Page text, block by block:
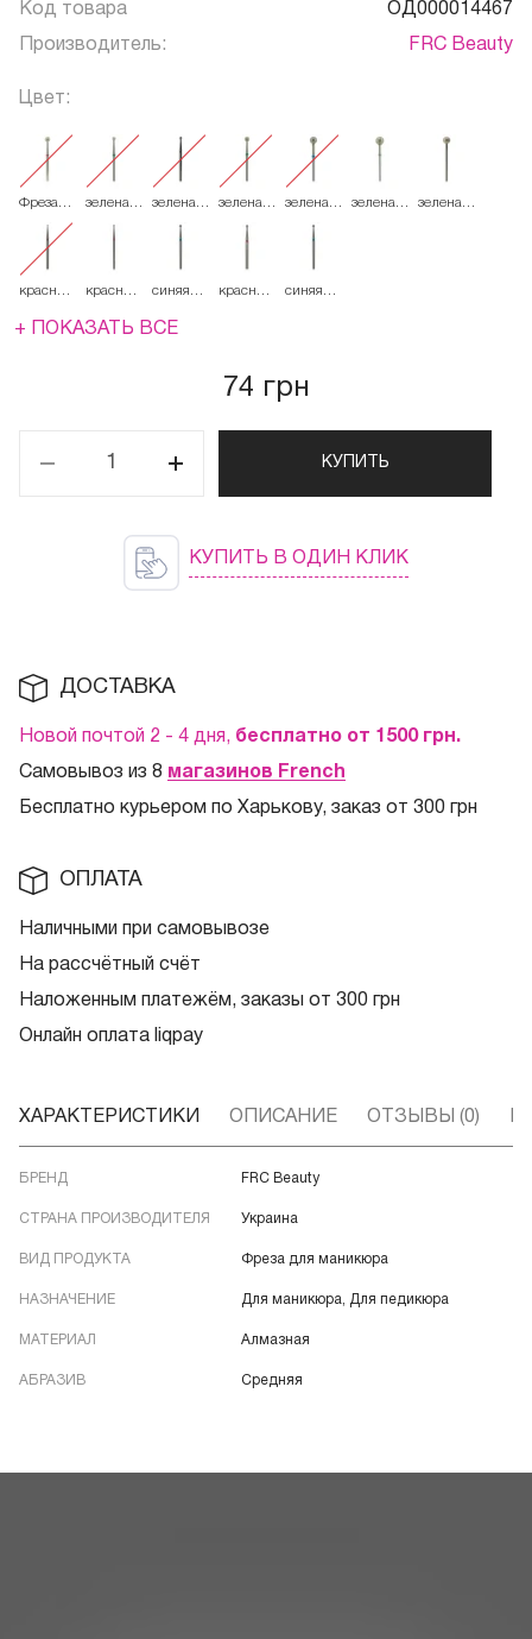
Код товара ОД000014467
Производитель: FRC Beauty
Цвет:
Фреза
Алмазная
Круглая
001
зеленая
зеленая
зеленая
зеленая
зеленая
зеленая
красная
красная
синяя
красная
синяя
+ ПОКАЗАТЬ ВСЕ
74 грн
КУПИТЬ
КУПИТЬ В ОДИН КЛИК
ДОСТАВКА
Новой почтой 2 - 4 дня, бесплатно от 1500 грн.
Самовывоз из 8 магазинов French
Бесплатно курьером по Харькову, заказ от 300 грн
ОПЛАТА
Наличными при самовывозе
На рассчётный счёт
Наложенным платежём, заказы от 300 грн
Онлайн оплата liqpay
ХАРАКТЕРИСТИКИ ОПИСАНИЕ ОТЗЫВЫ (0)
БРЕНД FRC Beauty
СТРАНА ПРОИЗВОДИТЕЛЯ Украина
ВИД ПРОДУКТА Фреза для маникюра
НАЗНАЧЕНИЕ Для маникюра, Для педикюра
МАТЕРИАЛ Алмазная
АБРАЗИВ Средняя